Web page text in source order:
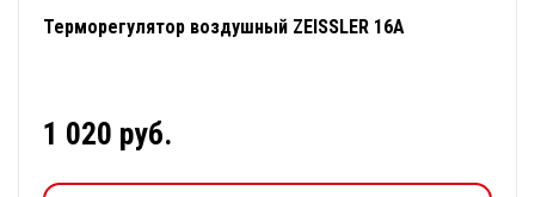
Терморегулятор воздушный ZEISSLER 16А
1 020 руб.